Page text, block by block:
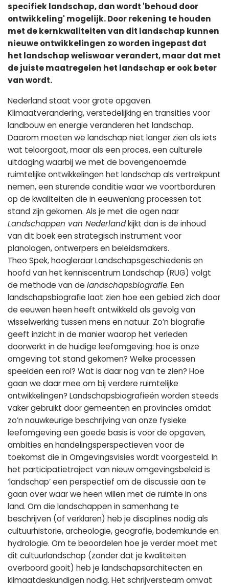
specifiek landschap, dan wordt 'behoud door
ontwikkeling' mogelijk. Door rekening te houden
met de kernkwaliteiten van dit landschap kunnen
nieuwe ontwikkelingen zo worden ingepast dat
het landschap weliswaar verandert, maar dat met
de juiste maatregelen het landschap er ook beter
van wordt.
Nederland staat voor grote opgaven.
Klimaatverandering, verstedelijking en transities voor
landbouw en energie veranderen het landschap.
Daarom moeten we landschap niet langer zien als iets
wat teloorgaat, maar als een proces, een culturele
uitdaging waarbij we met de bovengenoemde
ruimtelijke ontwikkelingen het landschap als vertrekpunt
nemen, een sturende conditie waar we voortborduren
op de kwaliteiten die in eeuwenlang processen tot
stand zijn gekomen. Als je met die ogen naar
Landschappen van Nederlandkijkt dan is de inhoud
van dit boek een strategisch instrument voor
planologen, ontwerpers en beleidsmakers.
Theo Spek, hoogleraar Landschapsgeschiedenis en
hoofd van het kenniscentrum Landschap (RUG) volgt
de methode van de landschapsbiografie. Een
landschapsbiografie laat zien hoe een gebied zich door
de eeuwen heen heeft ontwikkeld als gevolg van
wisselwerking tussen mens en natuur. Zo’n biografie
geeft inzicht in de manier waarop het verleden
doorwerkt in de huidige leefomgeving: hoe is onze
omgeving tot stand gekomen? Welke processen
speelden een rol? Wat is daar nog van te zien? Hoe
gaan we daar mee om bij verdere ruimtelijke
ontwikkelingen? Landschapsbiografieën worden steeds
vaker gebruikt door gemeenten en provincies omdat
zo’n nauwkeurige beschrijving van onze fysieke
leefomgeving een goede basis is voor de opgaven,
ambities en handelingsperspectieven voor de
toekomst die in Omgevingsvisies wordt voorgesteld. In
het participatietraject van nieuw omgevingsbeleid is
‘landschap’ een perspectief om de discussie aan te
gaan over waar we heen willen met de ruimte in ons
land. Om die landschappen in samenhang te
beschrijven (of verklaren) heb je disciplines nodig als
cultuurhistorie, archeologie, geografie, bodemkunde en
hydrologie. Om te beoordelen hoe je verder moet met
dit cultuurlandschap (zonder dat je kwaliteiten
overboord gooit) heb je landschapsarchitecten en
klimaatdeskundigen nodig. Het schrijversteam omvat